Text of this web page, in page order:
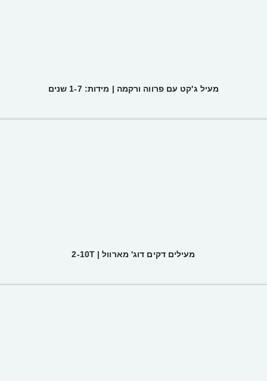
מעיל ג'קט עם פרווה ורקמה | מידות: 1-7 שנים
מעילים דקים דוג' מארוול | 2-10T